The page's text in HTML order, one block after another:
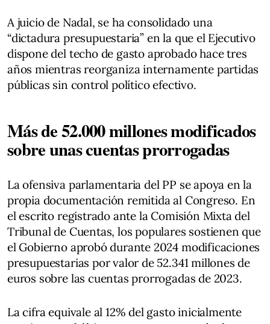
A juicio de Nadal, se ha consolidado una
“dictadura presupuestaria” en la que el Ejecutivo
dispone del techo de gasto aprobado hace tres
años mientras reorganiza internamente partidas
públicas sin control político efectivo.
Más de 52.000 millones modificados
sobre unas cuentas prorrogadas
La ofensiva parlamentaria del PP se apoya en la
propia documentación remitida al Congreso. En
el escrito registrado ante la Comisión Mixta del
Tribunal de Cuentas, los populares sostienen que
el Gobierno aprobó durante 2024 modificaciones
presupuestarias por valor de 52.341 millones de
euros sobre las cuentas prorrogadas de 2023.
La cifra equivale al 12% del gasto inicialmente